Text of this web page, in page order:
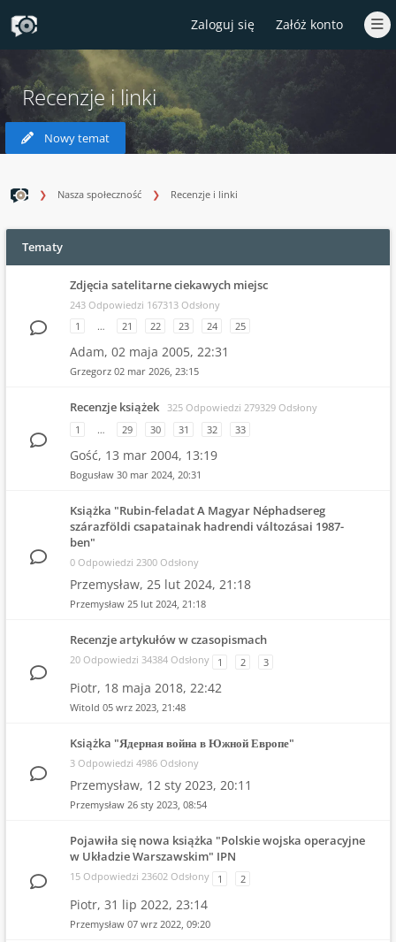
Zaloguj się Załóż konto
Recenzje i linki
Nowy temat
Nasza społeczność Recenzje i linki
Tematy
Zdjęcia satelitarne ciekawych miejsc
243 Odpowiedzi 167313 Odsłony
1
… 21 22 23 24 25
Adam, 02 maja 2005, 22:31
Grzegorz 02 mar 2026, 23:15
Recenzje książek 325 Odpowiedzi 279329 Odsłony
1
… 29 30 31 32 33
Gość, 13 mar 2004, 13:19
Bogusław 30 mar 2024, 20:31
Książka "Rubin-feladat A Magyar Néphadsereg
szárazföldi csapatainak hadrendi változásai 1987-
ben"
0 Odpowiedzi 2300 Odsłony
Przemysław, 25 lut 2024, 21:18
Przemysław 25 lut 2024, 21:18
Recenzje artykułów w czasopismach
20 Odpowiedzi 34384 Odsłony 1 2 3
Piotr, 18 maja 2018, 22:42
Witold 05 wrz 2023, 21:48
Książka "Ядерная война в Южной Европе"
3 Odpowiedzi 4986 Odsłony
Przemysław, 12 sty 2023, 20:11
Przemysław 26 sty 2023, 08:54
Pojawiła się nowa książka "Polskie wojska operacyjne
w Układzie Warszawskim" IPN
15 Odpowiedzi 23602 Odsłony 1 2
Piotr, 31 lip 2022, 23:14
Przemysław 07 wrz 2022, 09:20